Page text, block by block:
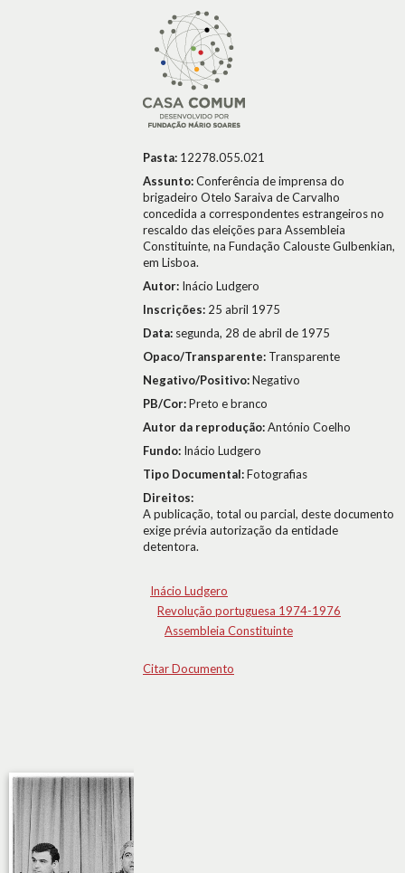
Pasta: 12278.055.021
Assunto:Conferência de imprensa do
brigadeiro Otelo Saraiva de Carvalho
concedida a correspondentes estrangeiros no
rescaldo das eleições para Assembleia
Constituinte, na Fundação Calouste Gulbenkian,
em Lisboa.
Autor: Inácio Ludgero
Inscrições: 25 abril 1975
Data: segunda, 28 de abril de 1975
Opaco/Transparente: Transparente
Negativo/Positivo:Negativo
PB/Cor:Preto e branco
Autor da reprodução:António Coelho
Fundo: Inácio Ludgero
Tipo Documental:Fotografias
Direitos:
A publicação, total ou parcial, deste documento
exige prévia autorização da entidade
detentora.
Inácio Ludgero
Revolução portuguesa 1974-1976
Assembleia Constituinte
Citar Documento